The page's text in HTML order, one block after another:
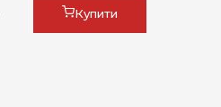
Купити